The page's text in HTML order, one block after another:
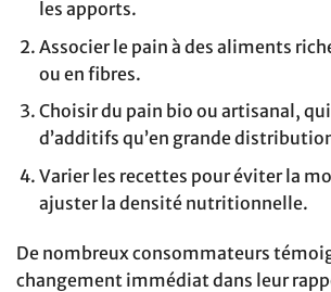
les apports.
Associer le pain à des aliments
ou en fibres.
Choisir du pain bio ou artisanal,
d’additifs qu’en grande
Varier les recettes pour éviter la
ajuster la densité nutritionnelle.
De nombreux consommateurs
changement immédiat dans leur